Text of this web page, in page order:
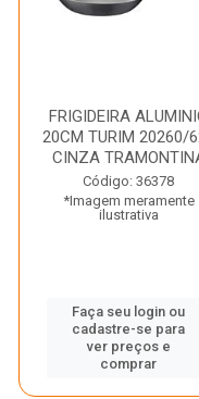
FRIGIDEIRA
20CM TURIM 20260/
CINZA
Código: 36378
*Imagem meramente
ilustrativa
Faça seu login ou
cadastre-se para
ver preços e
comprar